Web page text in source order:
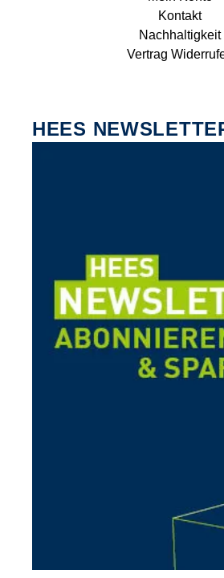
Kontakt
Nachhaltigkeit
Vertrag
HEES